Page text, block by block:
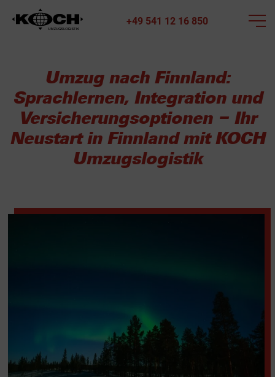
+49 541 12 16 850
Umzug nach Finnland:
Sprachlernen, Integration und
Versicherungsoptionen – Ihr
Neustart in Finnland mit KOCH
Umzugslogistik